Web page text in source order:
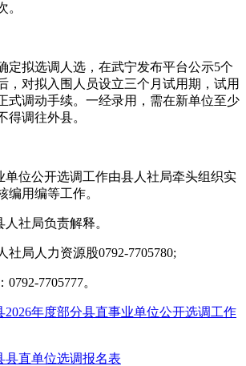
。
拟选调人选，在武宁发布平台公示5个
，对拟入围人员设立三个月试用期，试用
式调动手续。一经录用，需在新单位至少
得调往外县。
位公开选调工作由县人社局牵头组织实
编用编等工作。
社局负责解释。
局人力资源股0792-7705780;
7705777。
2026年度部分县直事业单位公开选调工作
县直单位选调报名表